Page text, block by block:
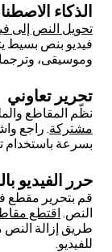
الذكاء
تحويل النص إلى
فيديو بنص بسيط
وموسيقى،
تحرير تعاوني
نظّم المقاطع
مشتركة . راجع
بسرعة باستخدام
حرر الفيديو
قم بتحرير مقطع
النص. اقتطع
طريق إزالة النص
للفيديو.